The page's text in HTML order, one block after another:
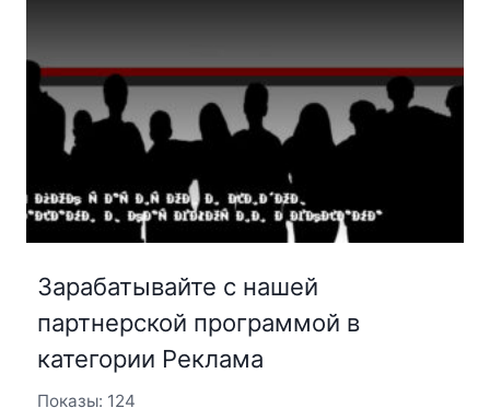
Зарабатывайте с нашей
партнерской программой в
категории Реклама
Показы: 124